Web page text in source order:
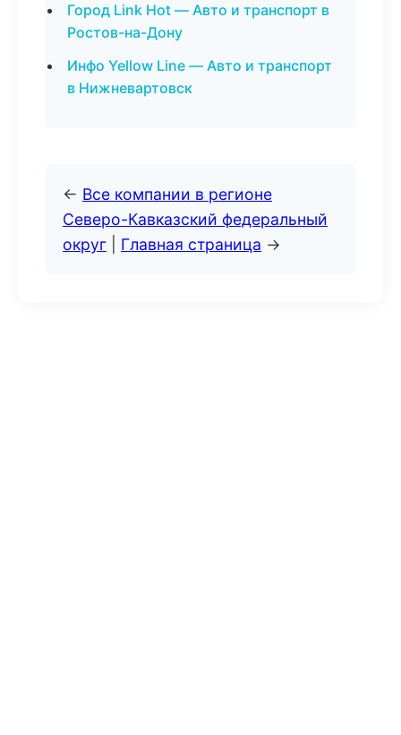
Город Link Hot — Авто и транспорт в
Ростов-на-Дону
Инфо Yellow Line — Авто и транспорт
в Нижневартовск
← Все компании в регионе
Северо-Кавказский федеральный
округ
Главная страница →